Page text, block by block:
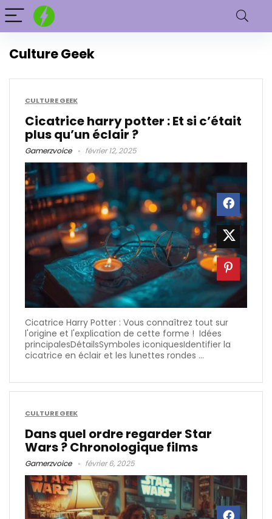
Culture Geek
CULTURE GEEK
Cicatrice harry potter : Et si c’était
plus qu’un éclair ?
Gamerzvoice février 12, 2025
Cicatrice Harry Potter : Vous connaîtrez tout sur
l'origine et l'explication de cette forme ! Idées
principalesDétailsSymboles iconiquesIdentifier la
cicatrice en éclair et les lunettes rondes ...
CULTURE GEEK
Dans quel ordre regarder Star
Wars​ ? Chronologique films
Gamerzvoice février 6, 2025